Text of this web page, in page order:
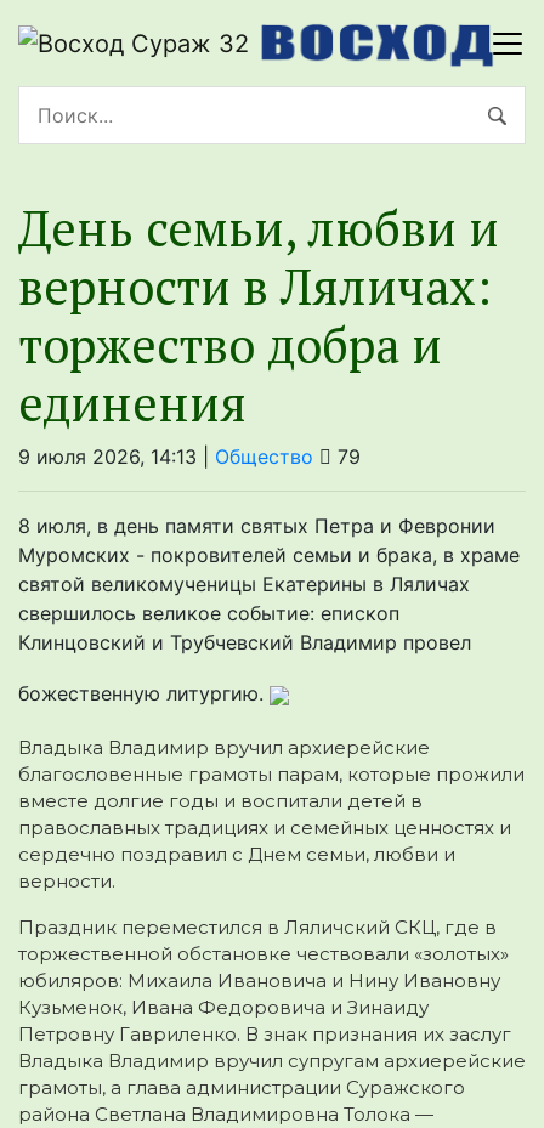
День семьи, любви и
верности в Ляличах:
торжество добра и
единения
9 июля 2026, 14:13 | Общество 79
8 июля, в день памяти святых Петра и Февронии
Муромских - покровителей семьи и брака, в храме
святой великомученицы Екатерины в Ляличах
свершилось великое событие: епископ
Клинцовский и Трубчевский Владимир провел
божественную литургию.
Владыка Владимир вручил архиерейские
благословенные грамоты парам, которые прожили
вместе долгие годы и воспитали детей в
православных традициях и семейных ценностях и
сердечно поздравил с Днем семьи, любви и
верности.
Праздник переместился в Ляличский СКЦ, где в
торжественной обстановке чествовали «золотых»
юбиляров: Михаила Ивановича и Нину Ивановну
Кузьменок, Ивана Федоровича и Зинаиду
Петровну Гавриленко. В знак признания их заслуг
Владыка Владимир вручил супругам архиерейские
грамоты, а глава администрации Суражского
района Светлана Владимировна Толока —